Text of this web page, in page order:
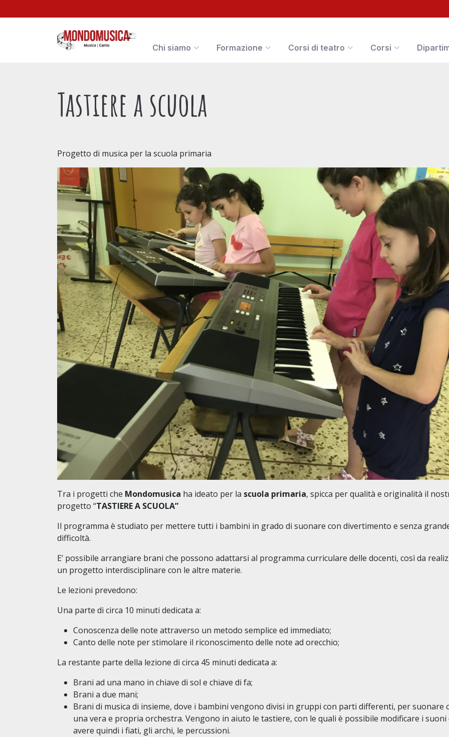
Chi siamo Formazione Corsi di teatro Corsi
Tastiere a scuola
Progetto di musica per la scuola primaria
Tra i progetti che Mondomusica ha ideato per la scuola primaria, spicca per qualità e originalità il
progetto “TASTIERE A SCUOLA”
Il programma è studiato per mettere tutti i bambini in grado di suonare con divertimento e senza
difficoltà.
E’ possibile arrangiare brani che possono adattarsi al programma curriculare delle docenti, così da
un progetto interdisciplinare con le altre materie.
Le lezioni prevedono:
Una parte di circa 10 minuti dedicata a:
Conoscenza delle note attraverso un metodo semplice ed immediato;
Canto delle note per stimolare il riconoscimento delle note ad orecchio;
La restante parte della lezione di circa 45 minuti dedicata a:
Brani ad una mano in chiave di sol e chiave di fa;
Brani a due mani;
Brani di musica di insieme, dove i bambini vengono divisi in gruppi con parti differenti, per suonare
una vera e propria orchestra. Vengono in aiuto le tastiere, con le quali è possibile modificare i suoni
avere quindi i fiati, gli archi, le percussioni.